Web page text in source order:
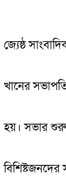
জ্যেষ্ঠ
খানের
হয়। সভার